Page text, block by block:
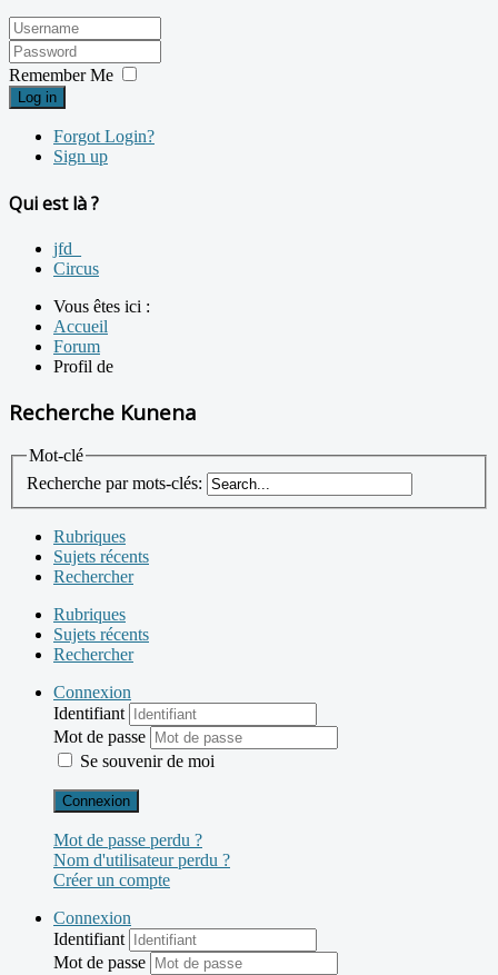
Remember Me
Log in
Forgot Login?
Sign up
Qui est là ?
jfd_
Circus
Vous êtes ici :
Accueil
Forum
Profil de
Recherche Kunena
Mot-clé
Recherche par mots-clés:
Rubriques
Sujets récents
Rechercher
Rubriques
Sujets récents
Rechercher
Connexion
Identifiant
Mot de passe
Se souvenir de moi
Connexion
Mot de passe perdu ?
Nom d'utilisateur perdu ?
Créer un compte
Connexion
Identifiant
Mot de passe